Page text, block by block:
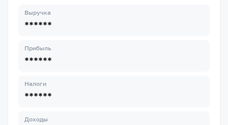
Выручка
******
Прибыль
******
Налоги
******
Доходы